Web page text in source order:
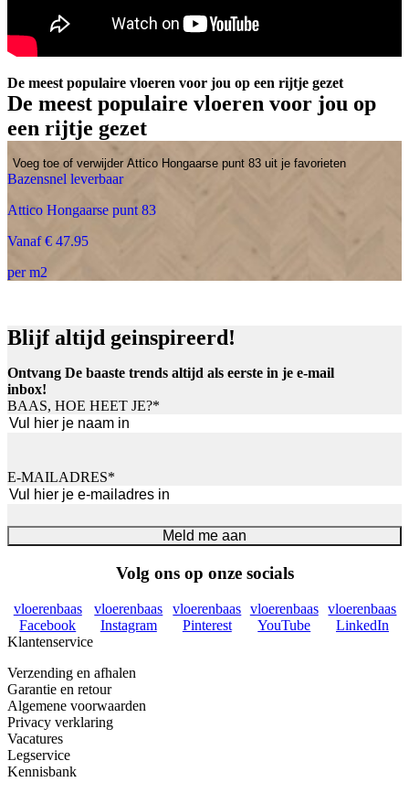
De meest populaire vloeren voor jou op een rijtje gezet
De meest populaire vloeren voor jou op
een rijtje gezet
Voeg toe of verwijder Attico Hongaarse punt 83 uit je favorieten
Bazensnel leverbaar
Attico Hongaarse punt 83
Vanaf € 47.95
per m2
Blijf altijd geinspireerd!
Ontvang De baaste trends altijd als eerste in je e-mail
inbox!
BAAS, HOE HEET JE?*
E-MAILADRES*
Meld me aan
Volg ons op onze socials
vloerenbaas
Facebook
vloerenbaas
Instagram
vloerenbaas
Pinterest
vloerenbaas
YouTube
vloerenbaas
LinkedIn
Klantenservice
Verzending en afhalen
Garantie en retour
Algemene voorwaarden
Privacy verklaring
Vacatures
Legservice
Kennisbank